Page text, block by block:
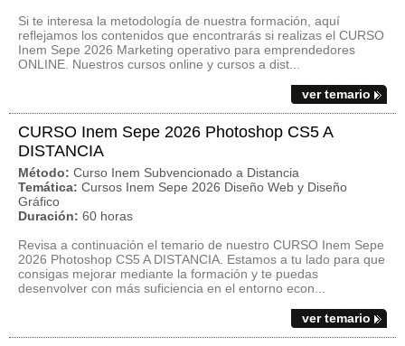
Si te interesa la metodología de nuestra formación, aquí
reflejamos los contenidos que encontrarás si realizas el CURSO
Inem Sepe 2026 Marketing operativo para emprendedores
ONLINE. Nuestros cursos online y cursos a dist...
ver temario
CURSO Inem Sepe 2026 Photoshop CS5 A
DISTANCIA
Método: Curso Inem Subvencionado a Distancia
Temática: Cursos Inem Sepe 2026 Diseño Web y Diseño
Gráfico
Duración: 60 horas
Revisa a continuación el temario de nuestro CURSO Inem Sepe
2026 Photoshop CS5 A DISTANCIA. Estamos a tu lado para que
consigas mejorar mediante la formación y te puedas
desenvolver con más suficiencia en el entorno econ...
ver temario